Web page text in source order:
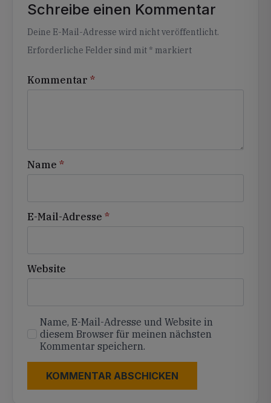
Schreibe einen Kommentar
Deine E-Mail-Adresse wird nicht veröffentlicht.
Erforderliche Felder sind mit * markiert
Kommentar *
Name *
E-Mail-Adresse *
Website
Name, E-Mail-Adresse und Website in
diesem Browser für meinen nächsten
Kommentar speichern.
Alternative: